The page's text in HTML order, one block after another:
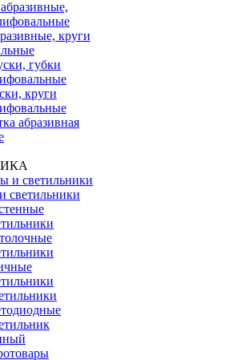
круги
губки
круги
абразивная
светильники